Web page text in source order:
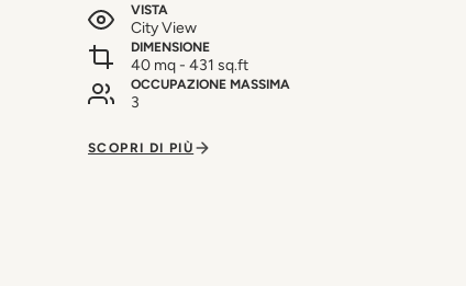
VISTA
City View
DIMENSIONE
40 mq - 431 sq.ft
OCCUPAZIONE MASSIMA
3
SCOPRI DI PIÙ